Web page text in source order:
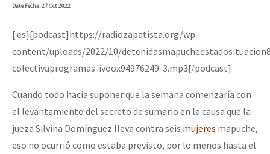
DateFecha: 27 Oct 2022
[:es][podcast]https://radiozapatista.org/wp-
content/uploads/2022/10/
colectivaprogramas-ivoox94976249-3.mp3[/podcast]
Cuando todo hacía suponer que la semana comenzaría con
el levantamiento del secreto de sumario en la causa que la
jueza Silvina Domínguez lleva contra seis mujeres mapuche,
eso no ocurrió como estaba previsto, por lo menos hasta el